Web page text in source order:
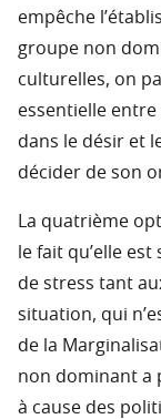
empêche
groupe non
culturelles, on
essentielle
dans le désir et
décider de son
La quatrième
le fait qu’elle
de stress tant
situation, qui
de la
non dominant a
à cause des